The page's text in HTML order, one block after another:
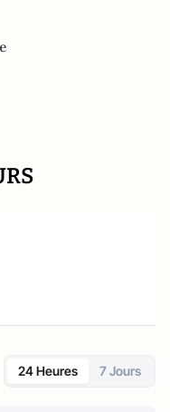
24 Heures 7 Jours